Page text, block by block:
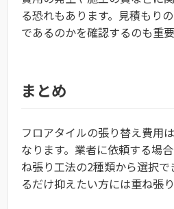
る恐れもあります。見積もり
であるのかを確認するのも重要
まとめ
フロアタイルの張り替え費用
なります。業者に依頼する場
ね張り工法の2種類から選択
るだけ抑えたい方には重ね張